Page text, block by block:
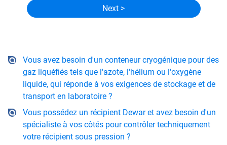
Vous avez besoin d'un conteneur cryogénique pour des
gaz liquéfiés tels que l'azote, l'hélium ou l'oxygène
liquide, qui réponde à vos exigences de stockage et de
transport en laboratoire ?
Vous possédez un récipient Dewar et avez besoin d'un
spécialiste à vos côtés pour contrôler techniquement
votre récipient sous pression ?